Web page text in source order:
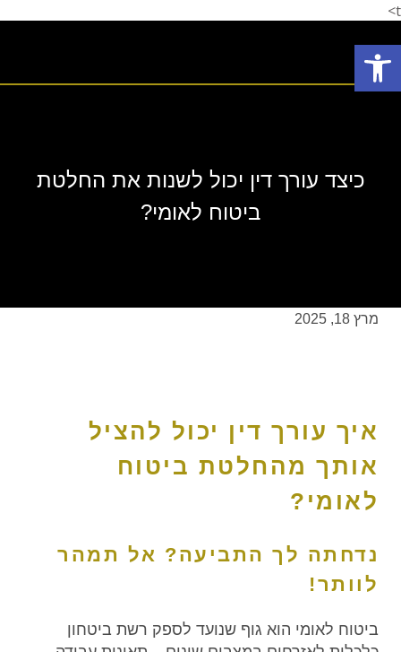
t>
כיצד עורך דין יכול לשנות את החלטת
ביטוח לאומי?
מרץ 18, 2025
איך עורך דין יכול להציל
אותך מהחלטת ביטוח
לאומי?
נדחתה לך התביעה? אל תמהר
לוותר!
ביטוח לאומי הוא גוף שנועד לספק רשת ביטחון
פתח סרגל נגישות